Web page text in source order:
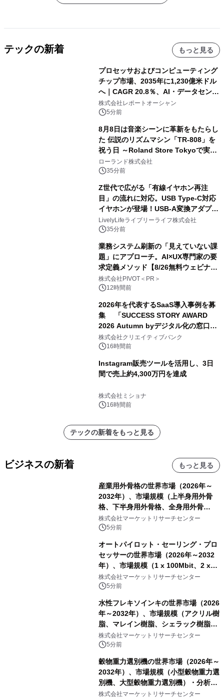
テックの新着 もっと見る
プロセッサおよびコンピューティング
チップ市場、2035年に1,230億米ドル
へ｜CAGR 20.8％、AI・データセンタ
ー需要が成長を牽引
株式会社レポートオーシャン
5分前
8月8日は音楽シーンに革新をもたらし
た 伝説のリズムマシン「TR-808」を
祝う日 ～Roland Store Tokyoで実機
を展示しての 記念キャンペーンを開
催 英国ラジオ「NTS」の 特別プログ
ラムや、「TR-808」を愛する伝説的
アーティストを フィーチャーしたアニ
メーションを公開～
ローランド株式会社
35分前
Z世代で広がる「有線イヤホン再注
目」の流れに対応。USB Type-C対応
イヤホンが登場！USB-A変換アダプタ
ー付きでスマホからパソコンまで幅広
く活用可能
LivelyLifeライブリーライフ株式会社
35分前
業務システム刷新の「見えていない課
題」にアプローチ。AI×UX専門家の要
求定義メソッド【8/26無料ウェビナ
ー】株式会社PIVOT
株式会社PIVOT＜PR＞
12時間前
2026年を代表するSaaS導入事例を募
集 「SUCCESS STORY AWARD
2026 Autumn byデジタル化の窓口」
開催
株式会社クリエイティブバンク
16時間前
Instagram販売ツールを活用し、3日
間で売上約4,300万円を達成
株式会社ミショナ
16時間前
テックの新着をもっと見る
ビジネスの新着 もっと見る
産業用外骨格の世界市場（2026年～
2032年）、市場規模（上半身用外骨
格、下半身用外骨格、全身用外骨
格）・分析レポートを発表
株式会社マーケットリサーチセンター
5分前
オートパイロット・セーリング・プロ
セッサーの世界市場（2026年～2032
年）、市場規模（1 x 100Mbit、2 x
100Mbit）・分析レポートを発表
株式会社マーケットリサーチセンター
5分前
水性フレキソインキの世界市場（2026
年～2032年）、市場規模（アクリル樹
脂、マレイン樹脂、シェラック樹脂、
その他）・分析レポートを発表
株式会社マーケットリサーチセンター
5分前
穀物重力選別機の世界市場（2026年～
2032年）、市場規模（小型穀物重力選
別機、大型穀物重力選別機）・分析レ
ポートを発表
株式会社マーケットリサーチセンター